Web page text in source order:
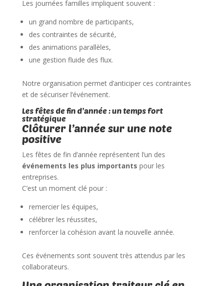
Les journées familles impliquent souvent :
un grand nombre de participants,
des contraintes de sécurité,
des animations parallèles,
une gestion fluide des flux.
Notre organisation permet d’anticiper ces contraintes
et de sécuriser l’événement.
Les fêtes de fin d’année : un temps fort
stratégique
Clôturer l’année sur une note
positive
Les fêtes de fin d’année représentent l’un des
événements les plus importants pour les
entreprises.
C’est un moment clé pour :
remercier les équipes,
célébrer les réussites,
renforcer la cohésion avant la nouvelle année.
Ces événements sont souvent très attendus par les
collaborateurs.